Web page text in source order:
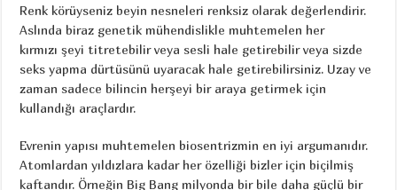
Renk körüyseniz beyin nesneleri renksiz olarak değerlendirir.
Aslında biraz genetik mühendislikle muhtemelen her
kırmızı şeyi titretebilir veya sesli hale getirebilir veya sizde
seks yapma dürtüsünü uyaracak hale getirebilirsiniz. Uzay ve
zaman sadece bilincin herşeyi bir araya getirmek için
kullandığı araçlardır.
Evrenin yapısı muhtemelen biosentrizmin en iyi argumanıdır.
Atomlardan yıldızlara kadar her özelliği bizler için biçilmiş
kaftandır. Örneğin Big Bang milyonda bir bile daha güçlü bir